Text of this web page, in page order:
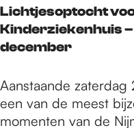
Lichtjesoptocht
Kinderziekenhuis
december
Aanstaande
een van de meest
momenten van de